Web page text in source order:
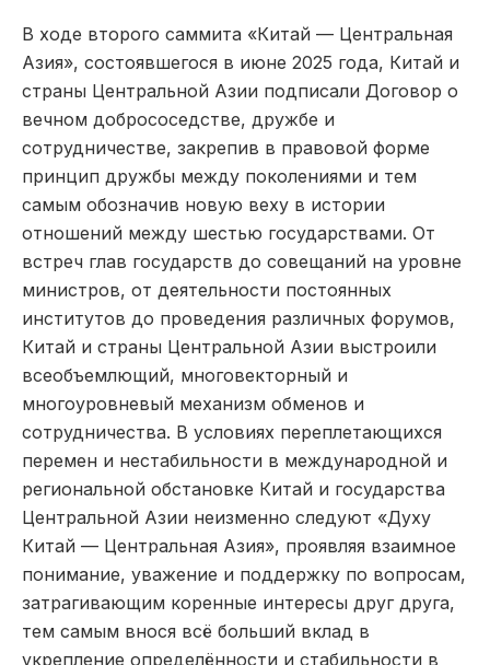
В ходе второго саммита «Китай — Центральная
Азия», состоявшегося в июне 2025 года, Китай и
страны Центральной Азии подписали Договор о
вечном добрососедстве, дружбе и
сотрудничестве, закрепив в правовой форме
принцип дружбы между поколениями и тем
самым обозначив новую веху в истории
отношений между шестью государствами. От
встреч глав государств до совещаний на уровне
министров, от деятельности постоянных
институтов до проведения различных форумов,
Китай и страны Центральной Азии выстроили
всеобъемлющий, многовекторный и
многоуровневый механизм обменов и
сотрудничества. В условиях переплетающихся
перемен и нестабильности в международной и
региональной обстановке Китай и государства
Центральной Азии неизменно следуют «Духу
Китай — Центральная Азия», проявляя взаимное
понимание, уважение и поддержку по вопросам,
затрагивающим коренные интересы друг друга,
тем самым внося всё больший вклад в
укрепление определённости и стабильности в